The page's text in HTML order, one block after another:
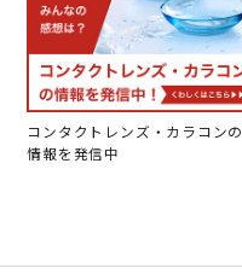
コンタクトレンズ・カラコンの
情報を発信中